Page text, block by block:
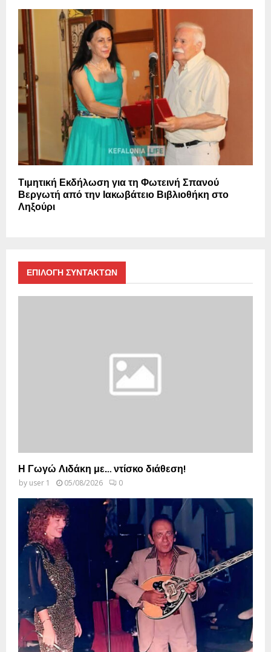
Τιμητική Εκδήλωση για τη Φωτεινή Σπανού
Βεργωτή από την Ιακωβάτειο Βιβλιοθήκη στο
Ληξούρι
ΕΠΙΛΟΓΗ ΣΥΝΤΑΚΤΩΝ
Η Γωγώ Λιδάκη με… ντίσκο διάθεση!
by user 1 05/08/2026 0